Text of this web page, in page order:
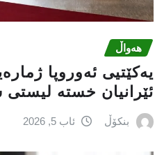
هەواڵ
یەكێتیی ئەوروپا
ئێرانیان خستە لیستی
بنکۆڵ ئاب 5, 2026